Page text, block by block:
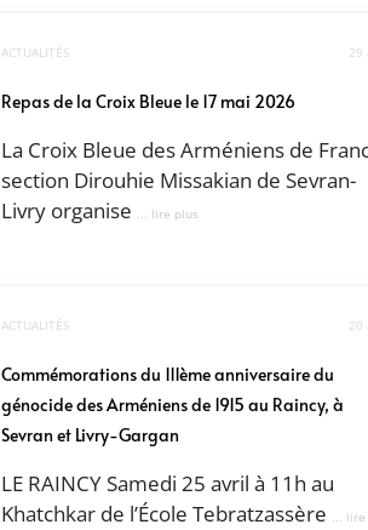
ACTUALITÉS 29
Repas de la Croix Bleue le 17 mai 2026
La Croix Bleue des Arméniens de
section Dirouhie Missakian de Sevran-
Livry organise ... lire plus
ACTUALITÉS 20
Commémorations du 111ème anniversaire du
génocide des Arméniens de 1915 au Raincy, à
Sevran et Livry-Gargan
LE RAINCY Samedi 25 avril à 11h au
Khatchkar de l’École Tebratzassère ... lire